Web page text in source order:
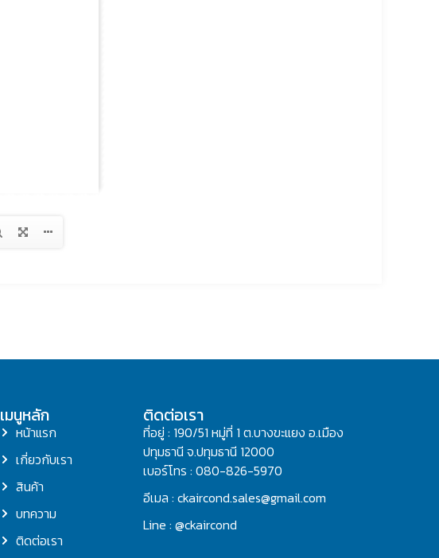
เมนูหลัก
หน้าแรก
เกี่ยวกับเรา
สินค้า
บทความ
ติดต่อเรา
ติดต่อเรา
ที่อยู่ : 190/51 หมู่ที่ 1 ต.บางขะแยง อ.เมือง
ปทุมธานี จ.ปทุมธานี 12000
เบอร์โทร : 080-826-5970
อีเมล : ckaircond.sales@gmail.com
Line : @ckaircond